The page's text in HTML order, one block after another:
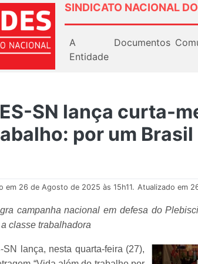
SINDICATO NACIONAL
A
Entidade
Documentos
SN lança curta-
por um Brasil
em 26 de Agosto de 2025 às 15h11. Atualizado em
campanha nacional em defesa do
classe trabalhadora
SN lança, nesta quarta-feira (27),